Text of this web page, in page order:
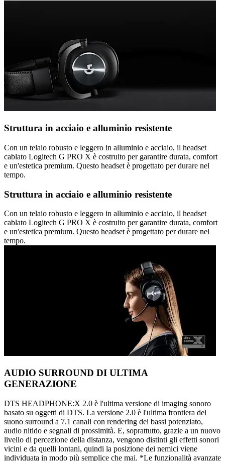
Struttura in acciaio e alluminio resistente
Con un telaio robusto e leggero in alluminio e acciaio, il headset
cablato Logitech G PRO X è costruito per garantire durata, comfort
e un'estetica premium. Questo headset è progettato per durare nel
tempo.
Struttura in acciaio e alluminio resistente
Con un telaio robusto e leggero in alluminio e acciaio, il headset
cablato Logitech G PRO X è costruito per garantire durata, comfort
e un'estetica premium. Questo headset è progettato per durare nel
tempo.
AUDIO SURROUND DI ULTIMA
GENERAZIONE
DTS HEADPHONE:X 2.0 è l'ultima versione di imaging sonoro
basato su oggetti di DTS. La versione 2.0 è l'ultima frontiera del
suono surround a 7.1 canali con rendering dei bassi potenziato,
audio nitido e segnali di prossimità. E, soprattutto, grazie a un nuovo
livello di percezione della distanza, vengono distinti gli effetti sonori
vicini e da quelli lontani, quindi la posizione dei nemici viene
individuata in modo più semplice che mai. *Le funzionalità avanzate